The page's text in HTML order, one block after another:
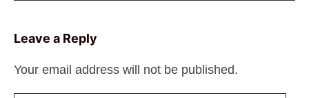
Leave a Reply
Your email address will not be published.